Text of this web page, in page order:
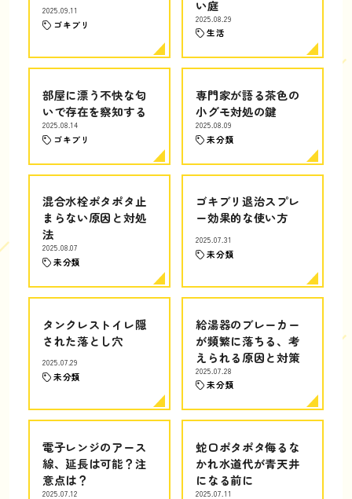
2025.09.11
ゴキブリ
い庭
2025.08.29
生活
部屋に漂う不快な匂
いで存在を察知する
2025.08.14
ゴキブリ
専門家が語る茶色の
小グモ対処の鍵
2025.08.09
未分類
混合水栓ポタポタ止
まらない原因と対処
法
2025.08.07
未分類
ゴキブリ退治スプレ
ー効果的な使い方
2025.07.31
未分類
タンクレストイレ隠
された落とし穴
2025.07.29
未分類
給湯器のブレーカー
が頻繁に落ちる、考
えられる原因と対策
2025.07.28
未分類
電子レンジのアース
線、延長は可能？注
意点は？
2025.07.12
蛇口ポタポタ侮るな
かれ水道代が青天井
になる前に
2025.07.11